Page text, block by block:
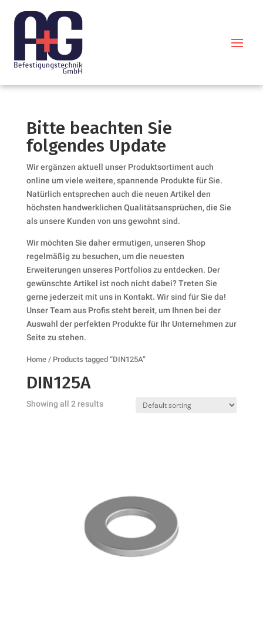
Bitte beachten Sie
folgendes Update
Wir ergänzen aktuell unser Produktsortiment auch
online um viele weitere, spannende Produkte für Sie.
Natürlich entsprechen auch die neuen Artikel den
höchsten handwerklichen Qualitätsansprüchen, die Sie
als unsere Kunden von uns gewohnt sind.
Wir möchten Sie daher ermutigen, unseren Shop
regelmäßig zu besuchen, um die neuesten
Erweiterungen unseres Portfolios zu entdecken. Der
gewünschte Artikel ist noch nicht dabei? Treten Sie
gerne jederzeit mit uns in Kontakt. Wir sind für Sie da!
Unser Team aus Profis steht bereit, um Ihnen bei der
Auswahl der perfekten Produkte für Ihr Unternehmen zur
Seite zu stehen.
Home/ Products tagged “DIN125A”
DIN125A
Showing all 2 results